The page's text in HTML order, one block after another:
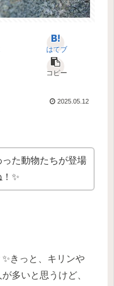
はてブ
コピー
2025.05.12
た動物たちが登場
✨
きっと、キリンや
多いと思うけど、